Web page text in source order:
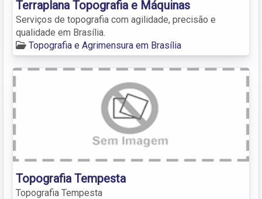
Terraplana Topografia e Máquinas
Serviços de topografia com agilidade, precisão e
qualidade em Brasília.
Topografia e Agrimensura em Brasília
Topografia Tempesta
Topografia Tempesta